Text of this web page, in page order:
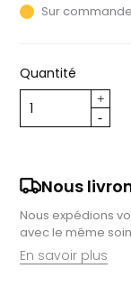
Sur
Quantité
Nous
Nous expédions
avec le même
En savoir plus